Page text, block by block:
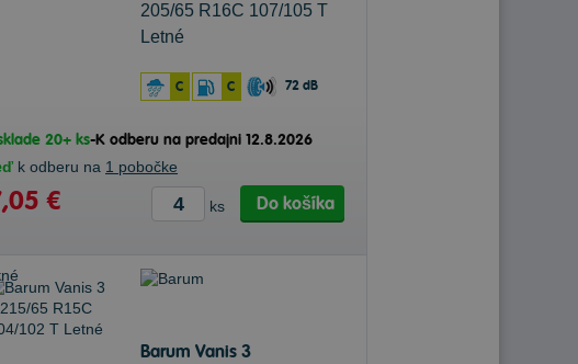
205/65 R16C 107/105 T
Letné
C C 72 dB
20+ ks-K odberu na predajni 12.8.2026
k odberu na 1 pobočke
€ ks Do košíka
Barum Vanis 3